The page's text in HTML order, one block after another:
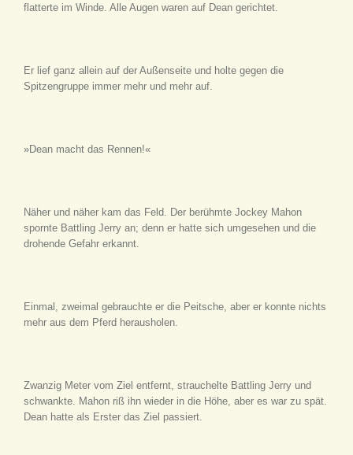
flatterte im Winde. Alle Augen waren auf Dean gerichtet.
Er lief ganz allein auf der Außenseite und holte gegen die
Spitzengruppe immer mehr und mehr auf.
»Dean macht das Rennen!«
Näher und näher kam das Feld. Der berühmte Jockey Mahon
spornte Battling Jerry an; denn er hatte sich umgesehen und die
drohende Gefahr erkannt.
Einmal, zweimal gebrauchte er die Peitsche, aber er konnte nichts
mehr aus dem Pferd herausholen.
Zwanzig Meter vom Ziel entfernt, strauchelte Battling Jerry und
schwankte. Mahon riß ihn wieder in die Höhe, aber es war zu spät.
Dean hatte als Erster das Ziel passiert.